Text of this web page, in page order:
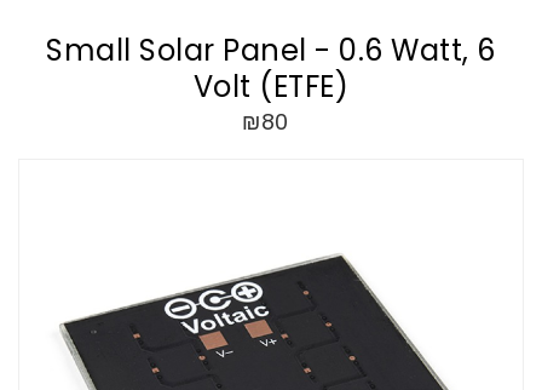
Small Solar Panel - 0.6 Watt, 6
Volt (ETFE)
₪80